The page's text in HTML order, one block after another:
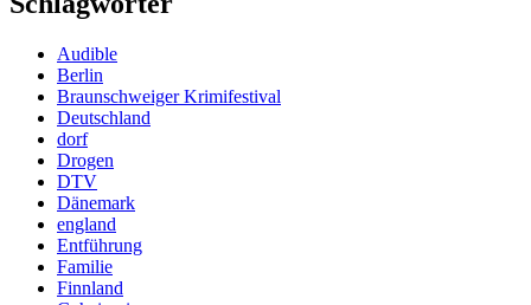
Audible
Berlin
Braunschweiger Krimifestival
Deutschland
dorf
Drogen
DTV
Dänemark
england
Entführung
Familie
Finnland